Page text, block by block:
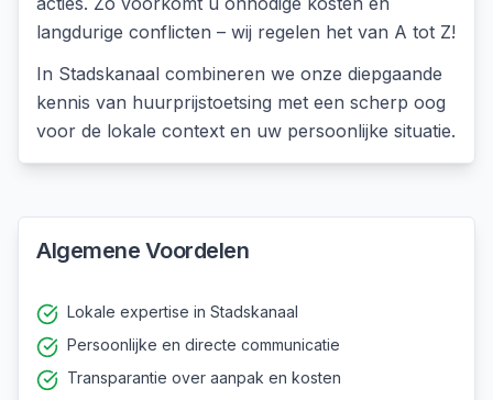
langdurige conflicten – wij regelen het van A tot Z!
In Stadskanaal combineren we onze diepgaande
kennis van huurprijstoetsing met een scherp oog
voor de lokale context en uw persoonlijke situatie.
Algemene Voordelen
Lokale expertise in Stadskanaal
Persoonlijke en directe communicatie
Transparantie over aanpak en kosten